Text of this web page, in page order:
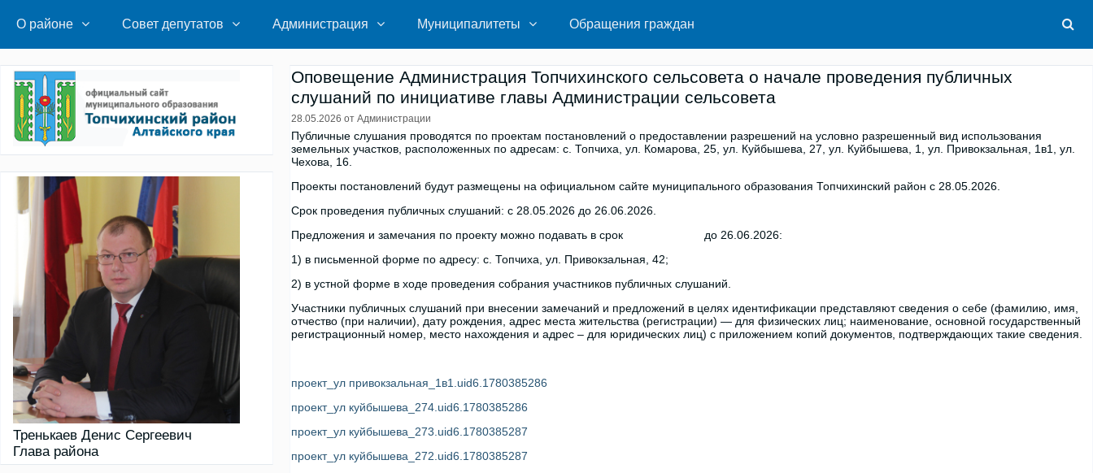
содержимому
О районе Совет депутатов Администрация Муниципалитеты Обращения граждан
Оповещение Администрация Топчихинского сельсовета о начале проведения публичных
слушаний по инициативе главы Администрации сельсовета
28.05.2026 от Администрации
Публичные слушания проводятся по проектам постановлений о предоставлении разрешений на условно разрешенный вид использования
земельных участков, расположенных по адресам: с. Топчиха, ул. Комарова, 25, ул. Куйбышева, 27, ул. Куйбышева, 1, ул. Привокзальная, 1в1, ул.
Чехова, 16.
Проекты постановлений будут размещены на официальном сайте муниципального образования Топчихинский район с 28.05.2026.
Срок проведения публичных слушаний: с 28.05.2026 до 26.06.2026.
Предложения и замечания по проекту можно подавать в срок до 26.06.2026:
1) в письменной форме по адресу: с. Топчиха, ул. Привокзальная, 42;
2) в устной форме в ходе проведения собрания участников публичных слушаний.
Участники публичных слушаний при внесении замечаний и предложений в целях идентификации представляют сведения о себе (фамилию, имя,
отчество (при наличии), дату рождения, адрес места жительства (регистрации) — для физических лиц; наименование, основной государственный
регистрационный номер, место нахождения и адрес – для юридических лиц) с приложением копий документов, подтверждающих такие сведения.
проект_ул привокзальная_1в1.uid6.1780385286
проект_ул куйбышева_274.uid6.1780385286
проект_ул куйбышева_273.uid6.1780385287
проект_ул куйбышева_272.uid6.1780385287
Тренькаев Денис Сергеевич
Глава района